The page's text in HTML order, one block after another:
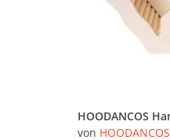
von HOODANCOS